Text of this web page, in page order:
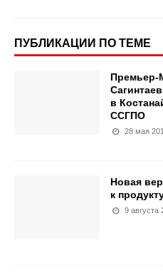
ПУБЛИКАЦИИ ПО ТЕМЕ
Премьер-
в
ССГПО
28 мая
Новая
к
9 августа